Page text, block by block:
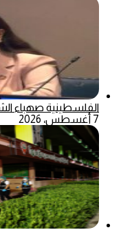
الفلسطينية صهباء
7 أغسطس، 2026